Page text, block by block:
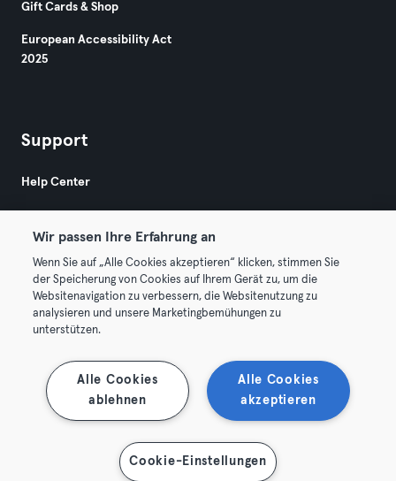
Gift Cards & Shop
European Accessibility Act
2025
Support
Help Center
© 2026 Urban Sports Group GmbH. All rights reserved.
Terms & Conditions
Terminate contracts here Withdraw contracts here
Wir passen Ihre Erfahrung an
Wenn Sie auf „Alle Cookies akzeptieren“ klicken, stimmen Sie
der Speicherung von Cookies auf Ihrem Gerät zu, um die
Websitenavigation zu verbessern, die Websitenutzung zu
analysieren und unsere Marketingbemühungen zu
unterstützen.
Alle Cookies
akzeptieren
Alle Cookies
ablehnen
Cookie-Einstellungen